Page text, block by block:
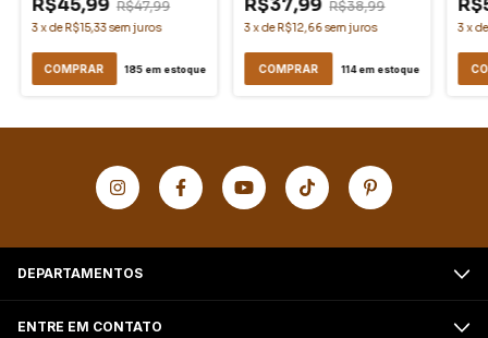
R$45,99 R$47,99
3xde R$15,33sem juros
COMPRAR 185em estoque
R$37,99 R$38,99
3xde R$12,66sem juros
COMPRAR 114em estoque
3x
DEPARTAMENTOS
ENTRE EM CONTATO